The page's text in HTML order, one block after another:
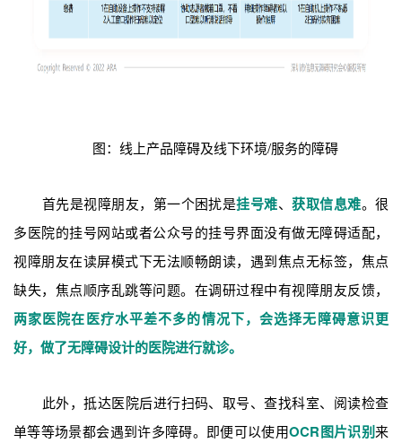
图：线上产品障碍及线下环境/服务的障碍
首先是视障朋友，第一个困扰是挂号难、获取信息难。很
多医院的挂号网站或者公众号的挂号界面没有做无障碍适配，
视障朋友在读屏模式下无法顺畅朗读，遇到焦点无标签，焦点
缺失，焦点顺序乱跳等问题。在调研过程中有视障朋友反馈，
两家医院在医疗水平差不多的情况下，会选择无障碍意识更
好，做了无障碍设计的医院进行就诊。
此外，抵达医院后进行扫码、取号、查找科室、阅读检查
单等等场景都会遇到许多障碍。即便可以使用OCR图片识别来